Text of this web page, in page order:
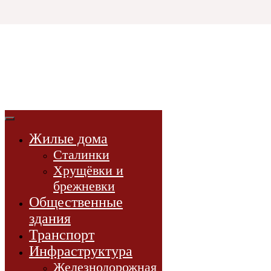
3D-моделиЖилые дома
Сталинки
Хрущёвки и
брежневки
Общественные
здания
Транспорт
Инфраструктура
Железнодорожная